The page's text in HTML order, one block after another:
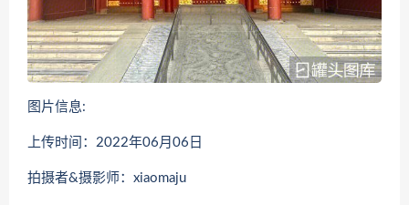
图片信息:
上传时间：2022年06月06日
拍摄者&摄影师：xiaomaju